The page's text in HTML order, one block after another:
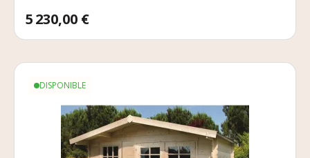
Prix
5 230,00 €
DISPONIBLE